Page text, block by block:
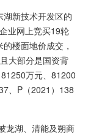
新技术开发区的
业网上竞买19轮
楼面地价成交，
大部分是国资背
万元、81200
、P（2021）138
龙湖、清能及朔商